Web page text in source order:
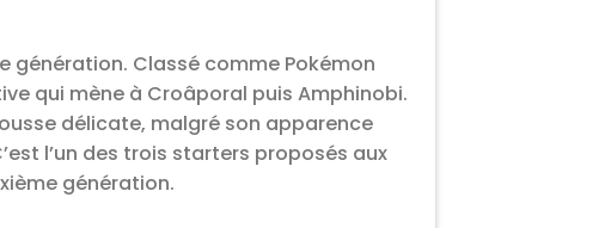
génération. Classé comme Pokémon
qui mène à Croâporal puis Amphinobi.
délicate, malgré son apparence
l’un des trois starters proposés aux
génération.